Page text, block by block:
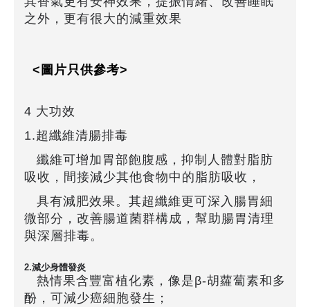
之外，更有很大的減重效果
<圖片只供參考>
4 大功效
1.超纖維清腸排毒
纖維可增加胃部飽腹感，抑制人體對脂肪
吸收，間接減少其他食物中的脂肪吸收，
具有減肥效果。其超纖維更可深入腸胃細
微部分，改善腸道菌群構成，幫助腸胃清理
與深層排毒。
2.減少身體發炎
熱情果含豐富植化素，像是β-胡蘿蔔素和多
酚，可減少癌細胞發生；